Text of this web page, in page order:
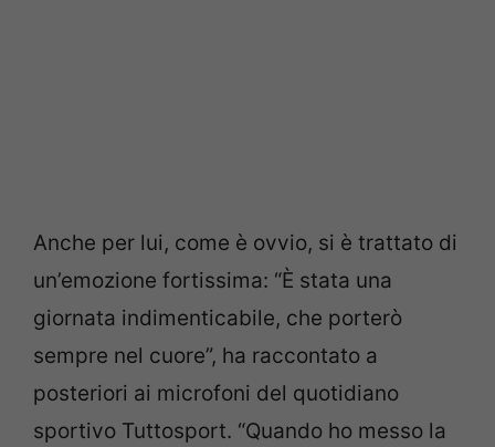
Anche per lui, come è ovvio, si è trattato di
un’emozione fortissima: “È stata una
giornata indimenticabile, che porterò
sempre nel cuore”, ha raccontato a
posteriori ai microfoni del quotidiano
sportivo Tuttosport. “Quando ho messo la